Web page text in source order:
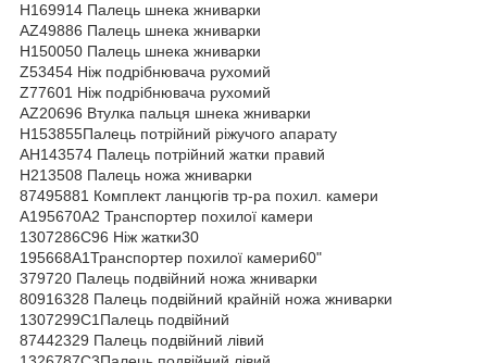
Н169914 Палець шнека жниварки
AZ49886 Палець шнека жниварки
H150050 Палець шнека жниварки
Z53454 Ніж подрібнювача рухомий
Z77601 Ніж подрібнювача рухомий
АZ20696 Втулка пальця шнека жниварки
Н153855Палець потрійний ріжучого апарату
АН143574 Палець потрійний жатки правий
Н213508 Палець ножа жниварки
87495881 Комплект ланцюгів тр-ра похил. камери
А195670А2 Транспортер похилої камери
1307286С96 Ніж жатки30
195668А1Транспортер похилої камери60"
379720 Палець подвійний ножа жниварки
80916328 Палець подвійний крайній ножа жниварки
1307299С1Палець подвійний
87442329 Палець подвійний лівий